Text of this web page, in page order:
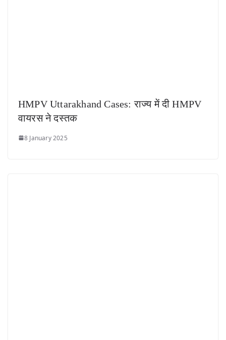
HMPV Uttarakhand Cases: राज्य में दी HMPV
वायरस ने दस्तक
8 January 2025